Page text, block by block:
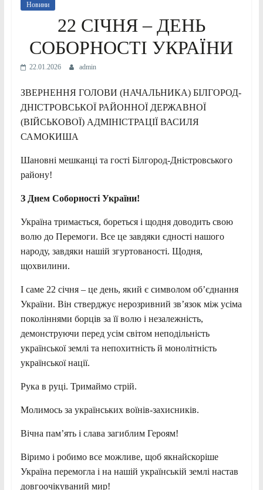
Новини
22 СІЧНЯ – ДЕНЬ
СОБОРНОСТІ УКРАЇНИ
22.01.2026 admin
ЗВЕРНЕННЯ ГОЛОВИ (НАЧАЛЬНИКА) БІЛГОРОД-
ДНІСТРОВСЬКОЇ РАЙОННОЇ ДЕРЖАВНОЇ
(ВІЙСЬКОВОЇ) АДМІНІСТРАЦІЇ ВАСИЛЯ
САМОКИША
Шановні мешканці та гості Білгород-Дністровського
району!
З Днем Соборності України!
Україна тримається, бореться і щодня доводить свою
волю до Перемоги. Все це завдяки єдності нашого
народу, завдяки нашій згуртованості. Щодня,
щохвилини.
І саме 22 січня – це день, який є символом об’єднання
України. Він стверджує нерозривний зв’язок між усіма
поколіннями борців за її волю і незалежність,
демонструючи перед усім світом неподільність
української землі та непохитність й монолітність
української нації.
Рука в руці. Тримаймо стрій.
Молимось за українських воїнів-захисників.
Вічна пам’ять і слава загиблим Героям!
Віримо і робимо все можливе, щоб якнайскоріше
Україна перемогла і на нашій українській землі настав
довгоочікуваний мир!